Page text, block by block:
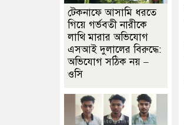
টেকনাফে আসামি ধরতে
গিয়ে গর্ভবতী নারীকে
লাথি মারার অভিযোগ
এসআই দুলালের বিরুদ্ধে:
অভিযোগ সঠিক নয় –
ওসি